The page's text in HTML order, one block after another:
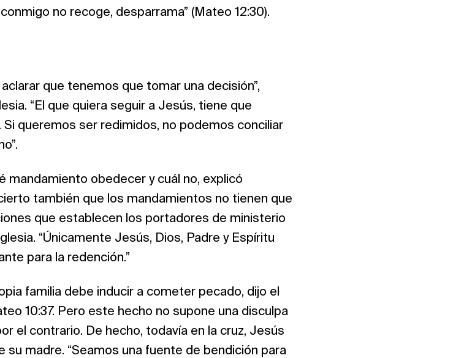
no recoge, desparrama” (Mateo 12:30).
que tenemos que tomar una decisión”,
“El que quiera seguir a Jesús, tiene que
queremos ser redimidos, no podemos conciliar
mandamiento obedecer y cuál no, explicó
también que los mandamientos no tienen que
que establecen los portadores de ministerio
“Únicamente Jesús, Dios, Padre y Espíritu
para la redención.”
familia debe inducir a cometer pecado, dijo el
10:37. Pero este hecho no supone una disculpa
el contrario. De hecho, todavía en la cruz, Jesús
madre. “Seamos una fuente de bendición para